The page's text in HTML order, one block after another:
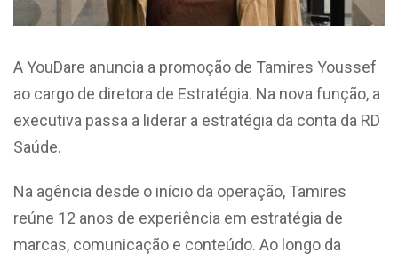
A YouDare anuncia a promoção de Tamires Youssef
ao cargo de diretora de Estratégia. Na nova função, a
executiva passa a liderar a estratégia da conta da RD
Saúde.
Na agência desde o início da operação, Tamires
reúne 12 anos de experiência em estratégia de
marcas, comunicação e conteúdo. Ao longo da